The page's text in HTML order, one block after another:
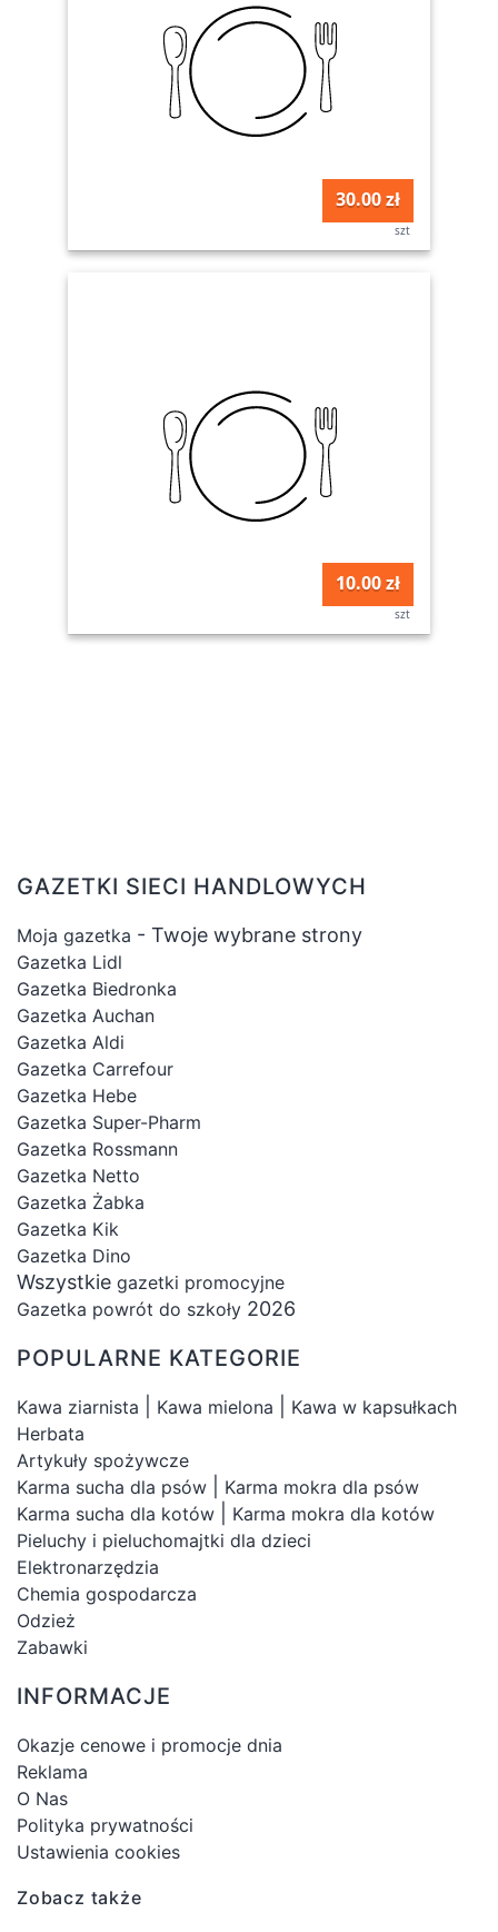
30.00 zł
szt
10.00 zł
szt
GAZETKI SIECI HANDLOWYCH
Moja gazetka - Twoje wybrane strony
Gazetka Lidl
Gazetka Biedronka
Gazetka Auchan
Gazetka Aldi
Gazetka Carrefour
Gazetka Hebe
Gazetka Super-Pharm
Gazetka Rossmann
Gazetka Netto
Gazetka Żabka
Gazetka Kik
Gazetka Dino
Wszystkie gazetki promocyjne
Gazetka powrót do szkoły 2026
POPULARNE KATEGORIE
Kawa ziarnista Kawa mielona
Kawa w kapsułkach
Herbata
Artykuły spożywcze
Karma sucha dla psów
Karma mokra dla psów
Karma sucha dla kotów
Karma mokra dla kotów
Pieluchy i pieluchomajtki dla dzieci
Elektronarzędzia
Chemia gospodarcza
Odzież
Zabawki
INFORMACJE
Okazje cenowe i promocje dnia
Reklama
O Nas
Polityka prywatności
Ustawienia cookies
Zobacz także